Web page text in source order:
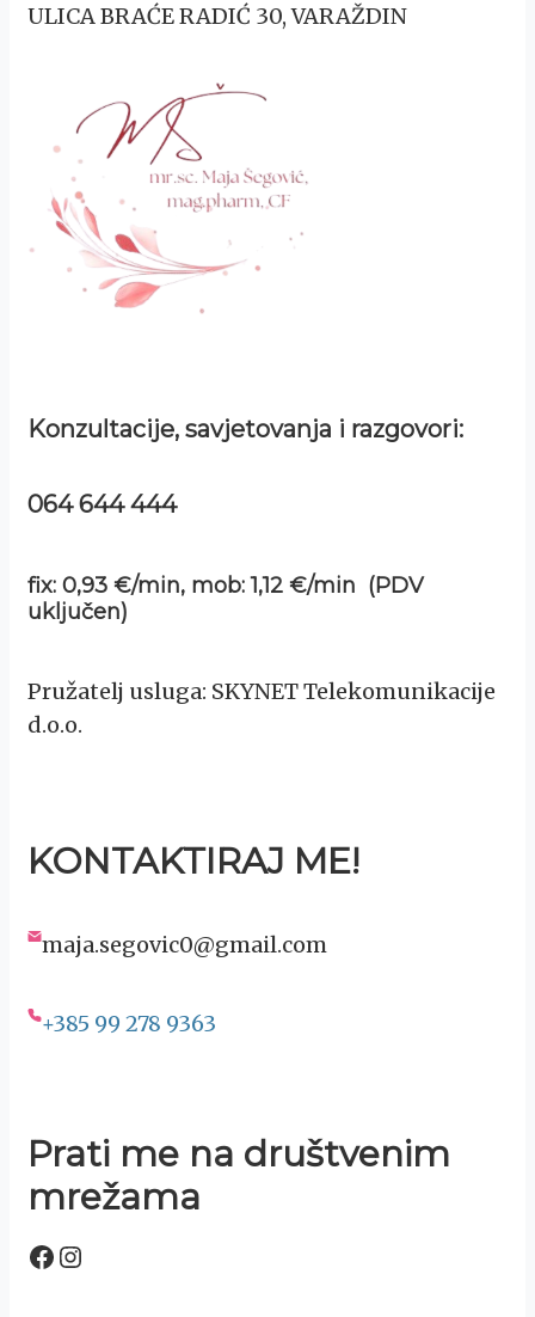
ULICA BRAĆE RADIĆ 30, VARAŽDIN
Konzultacije, savjetovanja i razgovori:
064 644 444
fix: 0,93 €/min, mob: 1,12 €/min (PDV
uključen)
Pružatelj usluga: SKYNET Telekomunikacije
d.o.o.
KONTAKTIRAJ ME!
maja.segovic0@gmail.com
+385 99 278 9363
Prati me na društvenim
mrežama
Facebook
Instagram